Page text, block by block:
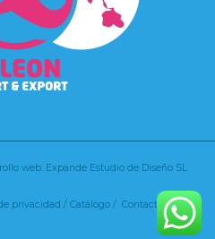
web: Expande Estudio de Diseño SL
privacidad / Catálogo / Contacto